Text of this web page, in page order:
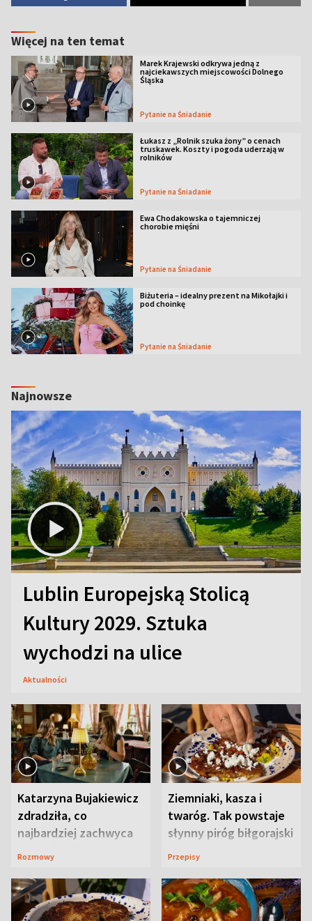
Więcej na ten temat
Marek Krajewski odkrywa jedną z
najciekawszych miejscowości Dolnego
Śląska
Pytanie na Śniadanie
Łukasz z „Rolnik szuka żony” o cenach
truskawek. Koszty i pogoda uderzają w
rolników
Pytanie na Śniadanie
Ewa Chodakowska o tajemniczej
chorobie mięśni
Pytanie na Śniadanie
Biżuteria – idealny prezent na Mikołajki i
pod choinkę
Pytanie na Śniadanie
Najnowsze
Lublin Europejską Stolicą
Kultury 2029. Sztuka
wychodzi na ulice
Aktualności
Katarzyna Bujakiewicz
zdradziła, co
najbardziej zachwyca
ją w Lublinie
Rozmowy
Ziemniaki, kasza i
twaróg. Tak powstaje
słynny piróg biłgorajski
Przepisy